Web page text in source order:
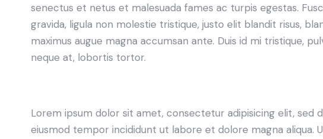
senectus et netus et malesuada fames ac turpis egestas.
gravida, ligula non molestie tristique, justo elit blandit risus,
maximus augue magna accumsan ante. Duis id mi tristique,
neque at, lobortis tortor.
Lorem ipsum dolor sit amet, consectetur adipisicing elit, sed
eiusmod tempor incididunt ut labore et dolore magna aliqua.